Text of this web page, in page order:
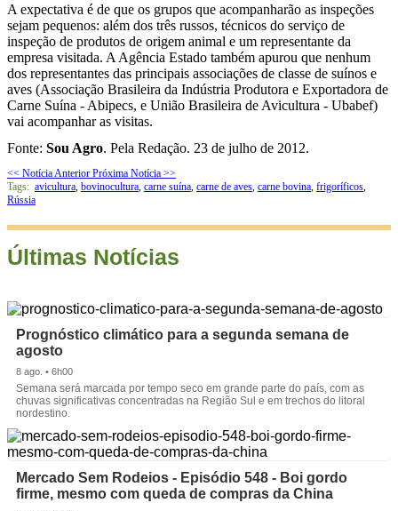
A expectativa é de que os grupos que acompanharão as inspeções
sejam pequenos: além dos três russos, técnicos do serviço de
inspeção de produtos de origem animal e um representante da
empresa visitada. A Agência Estado também apurou que nenhum
dos representantes das principais associações de classe de suínos e
aves (Associação Brasileira da Indústria Produtora e Exportadora de
Carne Suína - Abipecs, e União Brasileira de Avicultura - Ubabef)
vai acompanhar as visitas.
Fonte: Sou Agro. Pela Redação. 23 de julho de 2012.
<< Notícia Anterior Próxima Notícia >>
Tags: avicultura, bovinocultura, carne suína, carne de aves, carne bovina, frigoríficos,
Rússia
Últimas Notícias
Prognóstico climático para a segunda semana de
agosto
8 ago. • 6h00
Semana será marcada por tempo seco em grande parte do país, com as
chuvas significativas concentradas na Região Sul e em trechos do litoral
nordestino.
Mercado Sem Rodeios - Episódio 548 - Boi gordo
firme, mesmo com queda de compras da China